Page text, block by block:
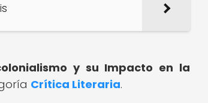
y su Impacto en la
Crítica Literaria.